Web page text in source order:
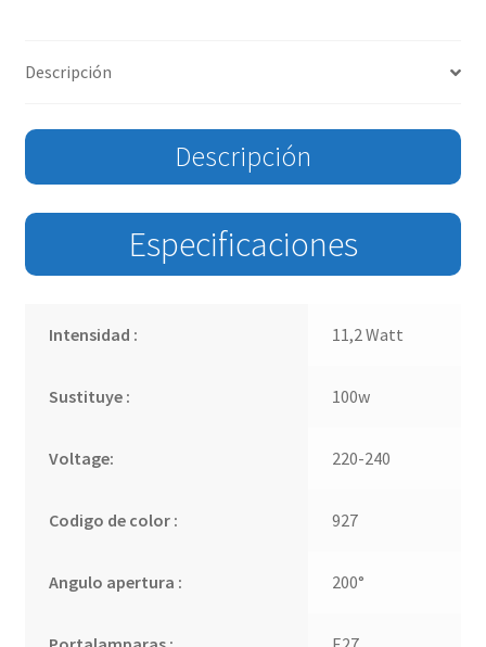
Descripción
Descripción
Especificaciones
Intensidad : 11,2 Watt
Sustituye : 100w
Voltage: 220-240
Codigo de color : 927
Angulo apertura : 200°